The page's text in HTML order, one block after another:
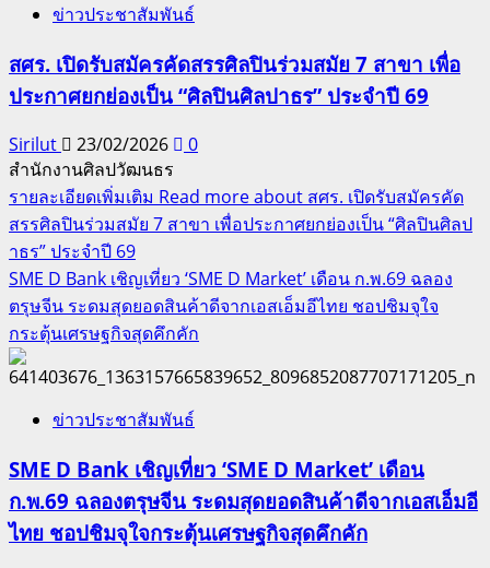
ข่าวประชาสัมพันธ์
สศร. เปิดรับสมัครคัดสรรศิลปินร่วมสมัย 7 สาขา เพื่อ
ประกาศยกย่องเป็น “ศิลปินศิลปาธร” ประจำปี 69
Sirilut 23/02/2026
0
สำนักงานศิลปวัฒนธร
รายละเอียดเพิ่มเติม Read more about สศร. เปิดรับสมัครคัด
สรรศิลปินร่วมสมัย 7 สาขา เพื่อประกาศยกย่องเป็น “ศิลปินศิลป
าธร” ประจำปี 69
SME D Bank เชิญเที่ยว ‘SME D Market’ เดือน ก.พ.69 ฉลอง
ตรุษจีน ระดมสุดยอดสินค้าดีจากเอสเอ็มอีไทย ชอปชิมจุใจ
กระตุ้นเศรษฐกิจสุดคึกคัก
ข่าวประชาสัมพันธ์
SME D Bank เชิญเที่ยว ‘SME D Market’ เดือน
ก.พ.69 ฉลองตรุษจีน ระดมสุดยอดสินค้าดีจากเอสเอ็มอี
ไทย ชอปชิมจุใจกระตุ้นเศรษฐกิจสุดคึกคัก